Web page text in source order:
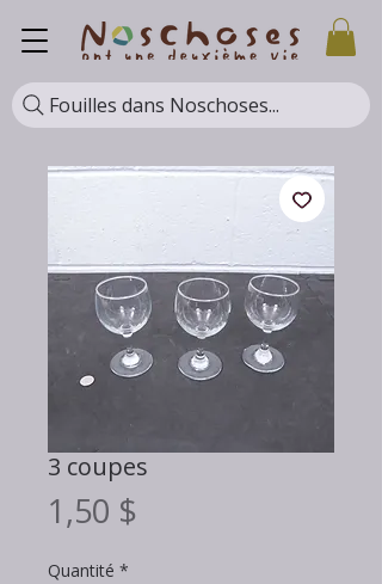
Fouilles dans Noschoses...
3 coupes
1,50 $
Quantité *